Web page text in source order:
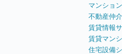
マンショ
不動産仲
賃貸情報
賃貸マン
住宅設備